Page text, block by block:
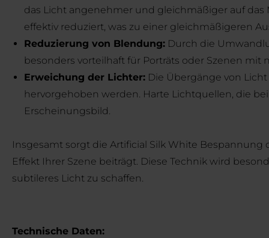
das Licht angenehmer und gleichmäßiger auf
effektiv reduziert, was zu einer gleichmäßigeren
Reduzierung von Blendung: Durch die
besonders vorteilhaft für Porträts oder Szenen
Erweichung der Lichter: Die Übergänge von
hervorgehoben werden. Harte Lichtquellen, die
Erscheinungsbild.
Insgesamt sorgt die Artificial Silk White
Effekt Ihrer Szene beiträgt. Diese Technik wird
subtileres Licht zu schaffen.
Technische Daten: